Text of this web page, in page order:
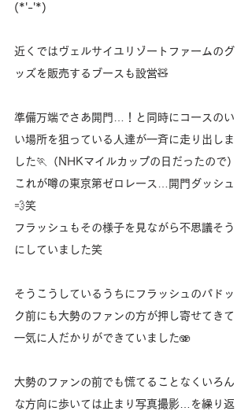
(*'-'*)
近くではヴェルサイユリゾートファームのグ
ッズを販売するブースも設営🧸
準備万端でさあ開門…！と同時にコースのい
い場所を狙っている人達が一斉に走り出しま
した🏃（NHKマイルカップの日だったので）
これが噂の東京第ゼロレース…開門ダッシュ
💨笑
フラッシュもその様子を見ながら不思議そう
にしていました笑
そうこうしているうちにフラッシュのパドッ
ク前にも大勢のファンの方が押し寄せてきて
一気に人だかりができていました🫨
大勢のファンの前でも慌てることなくいろん
な方向に歩いては止まり写真撮影…を繰り返